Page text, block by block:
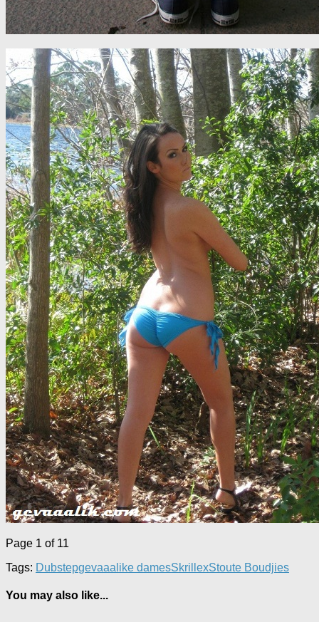
Page 1 of 11
Tags: Dubstepgevaaalike damesSkrillexStoute Boudjies
You may also like...